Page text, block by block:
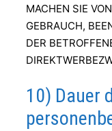
MACHEN SIE
GEBRAUCH,
DER
10) Dauer